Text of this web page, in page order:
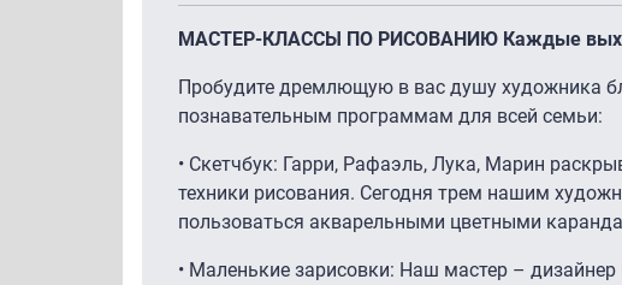
МАСТЕР-КЛАССЫ ПО РИСОВАНИЮ Каждые
Пробудите дремлющую в вас душу художника
познавательным программам для всей семьи:
• Скетчбук: Гарри, Рафаэль, Лука, Марин
техники рисования. Сегодня трем нашим
пользоваться акварельными цветными
• Маленькие зарисовки: Наш мастер –